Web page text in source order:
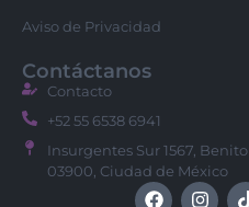
Aviso de Privacidad
Contáctanos
Contacto
+52 55 6538 6941
Insurgentes Sur 1567, Benito
03900, Ciudad de México